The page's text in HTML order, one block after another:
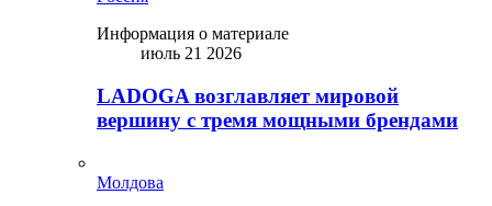
Информация о материале
июль 21 2026
LADOGA возглавляет мировой
вершину с тремя мощными брендами
Молдова